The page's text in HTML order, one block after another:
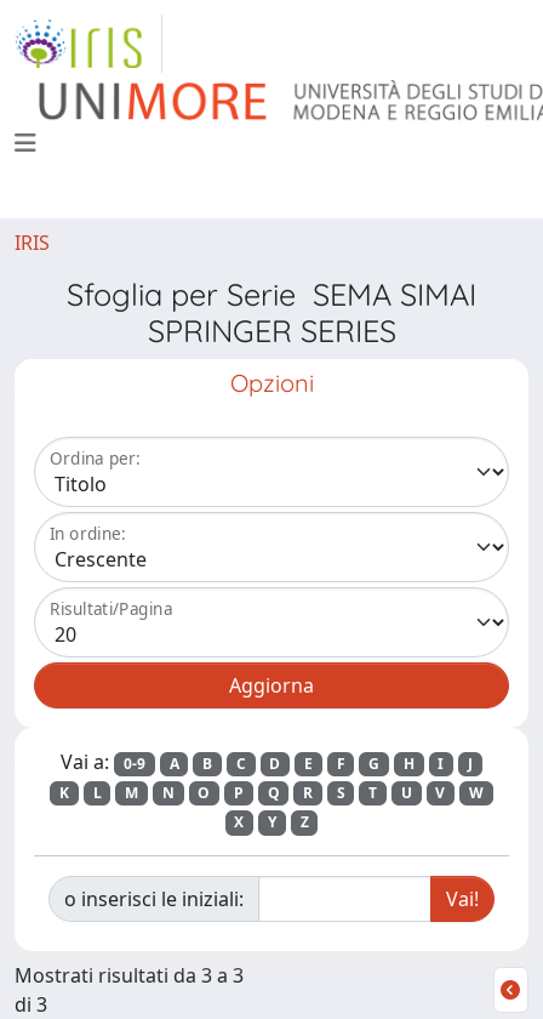
IRIS
Sfoglia per Serie SEMA SIMAI
SPRINGER SERIES
Opzioni
Ordina per:
In ordine:
Risultati/Pagina
Vai a: 0-9 A B C D E F G H I
J
K
L M N O P Q R S T U V
W
X
Y Z
o inserisci le iniziali:
Mostrati risultati da 3 a 3
di 3